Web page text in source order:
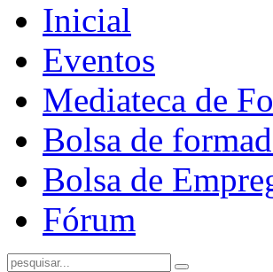
Inicial
Eventos
Mediateca de
Bolsa de
Bolsa de
Fórum